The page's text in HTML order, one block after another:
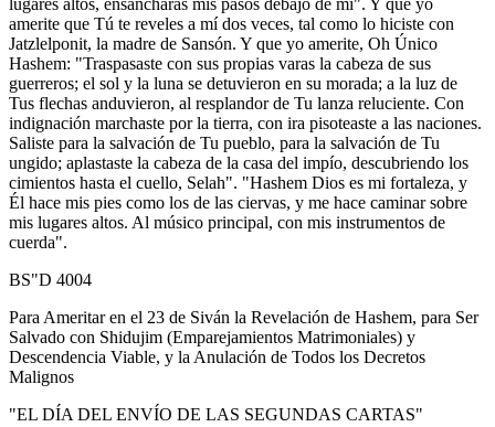
amerite que Tú te reveles a mí dos veces, tal como lo hiciste con
Jatzlelponit, la madre de Sansón. Y que yo amerite, Oh Único
Hashem: "Traspasaste con sus propias varas la cabeza de sus
guerreros; el sol y la luna se detuvieron en su morada; a la luz de
Tus flechas anduvieron, al resplandor de Tu lanza reluciente. Con
indignación marchaste por la tierra, con ira pisoteaste a las naciones.
Saliste para la salvación de Tu pueblo, para la salvación de Tu
ungido; aplastaste la cabeza de la casa del impío, descubriendo los
cimientos hasta el cuello, Selah". "Hashem Dios es mi fortaleza, y
Él hace mis pies como los de las ciervas, y me hace caminar sobre
mis lugares altos. Al músico principal, con mis instrumentos de
cuerda".
BS"D 4004
Para Ameritar en el 23 de Siván la Revelación de Hashem, para Ser
Salvado con Shidujim (Emparejamientos Matrimoniales) y
Descendencia Viable, y la Anulación de Todos los Decretos
Malignos
"EL DÍA DEL ENVÍO DE LAS SEGUNDAS CARTAS"